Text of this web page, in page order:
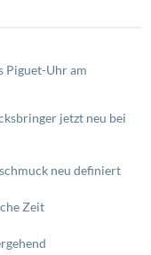
Piguet-Uhr am
jetzt neu bei
neu definiert
Zeit